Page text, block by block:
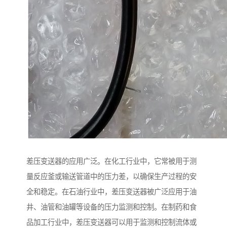
差压变送器的应用广泛。在化工行业中，它常被用于测
量反应釜或输送管道中的压力差，以确保生产过程的安
全和稳定。在石油行业中，差压变送器被广泛应用于油
井、油管和油罐等设备的压力监测和控制。在制药和食
品加工行业中，差压变送器可以用于监测和控制流体或